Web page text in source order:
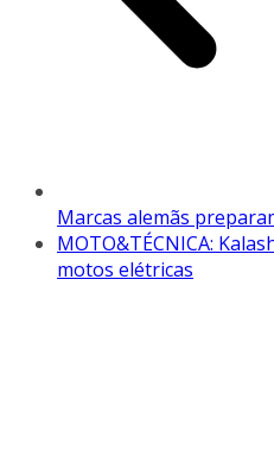
Marcas alemãs
MOTO&TÉCNICA:
motos elétricas